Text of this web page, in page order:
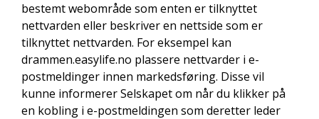
bestemt webområde som enten er tilknyttet
nettvarden eller beskriver en nettside som er
tilknyttet nettvarden. For eksempel kan
drammen.easylife.no plassere nettvarder i e-
postmeldinger innen markedsføring. Disse vil
kunne informerer Selskapet om når du klikker på
en kobling i e-postmeldingen som deretter leder